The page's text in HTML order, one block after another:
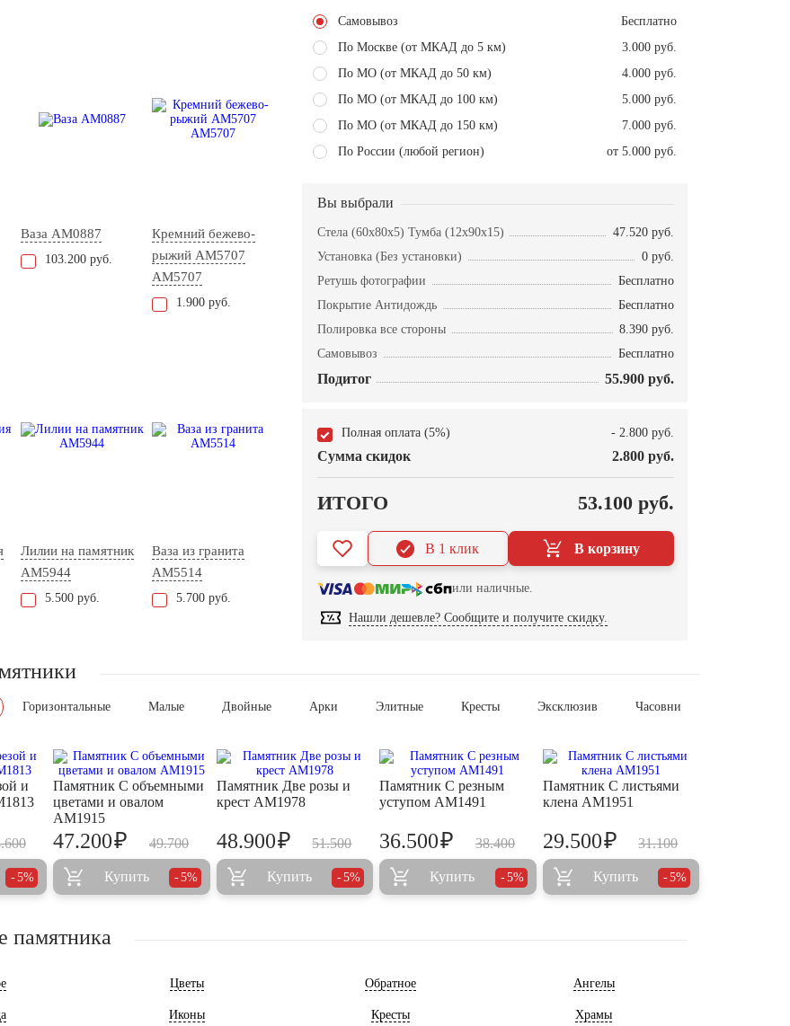
Ваза AM0887
103.200 руб.
Кремний бежево-
рыжий АМ5707
AM5707
1.900 руб.
Лилии на памятник
AM5944
5.500 руб.
Ваза из гранита
AM5514
5.700 руб.
Самовывоз
Бесплатно
По Москве (от МКАД до 5 км)
3.000 руб.
По МО (от МКАД до 50 км)
4.000 руб.
По МО (от МКАД до 100 км)
5.000 руб.
По МО (от МКАД до 150 км)
7.000 руб.
По России (любой регион)
от 5.000 руб.
Вы выбрали
Стела (60x80x5) Тумба (12x90x15)
47.520 руб.
Установка (Без установки)
0 руб.
Ретушь фотографии
Бесплатно
Покрытие Антидождь
Бесплатно
Полировка все стороны
8.390 руб.
Самовывоз
Бесплатно
Подитог 55.900 руб.
Полная оплата (5%) - 2.800 руб.
Сумма скидок 2.800 руб.
ИТОГО 53.100 руб.
В корзину
В 1 клик
или наличные.
Нашли дешевле? Сообщите и получите скидку.
Горизонтальные Малые Двойные Арки Элитные Кресты Эксклюзив Часовни
и
5%
Памятник С объемными
цветами и овалом
AM1915
49.700
47.200₽
Купить 5%
Памятник Две розы и
крест AM1978
51.500
48.900₽
Купить 5%
Памятник С резным
уступом AM1491
38.400
36.500₽
Купить 5%
Памятник С листьями
клена AM1951
31.100
29.500₽
Купить 5%
памятника
Цветы Обратное Ангелы
Иконы Кресты Храмы